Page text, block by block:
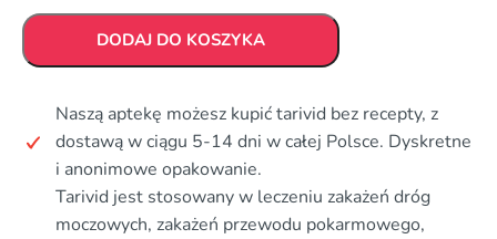
DODAJ DO KOSZYKA
Naszą aptekę możesz kupić tarivid bez recepty, z
dostawą w ciągu 5-14 dni w całej Polsce. Dyskretne
i anonimowe opakowanie.
Tarivid jest stosowany w leczeniu zakażeń dróg
moczowych, zakażeń przewodu pokarmowego,